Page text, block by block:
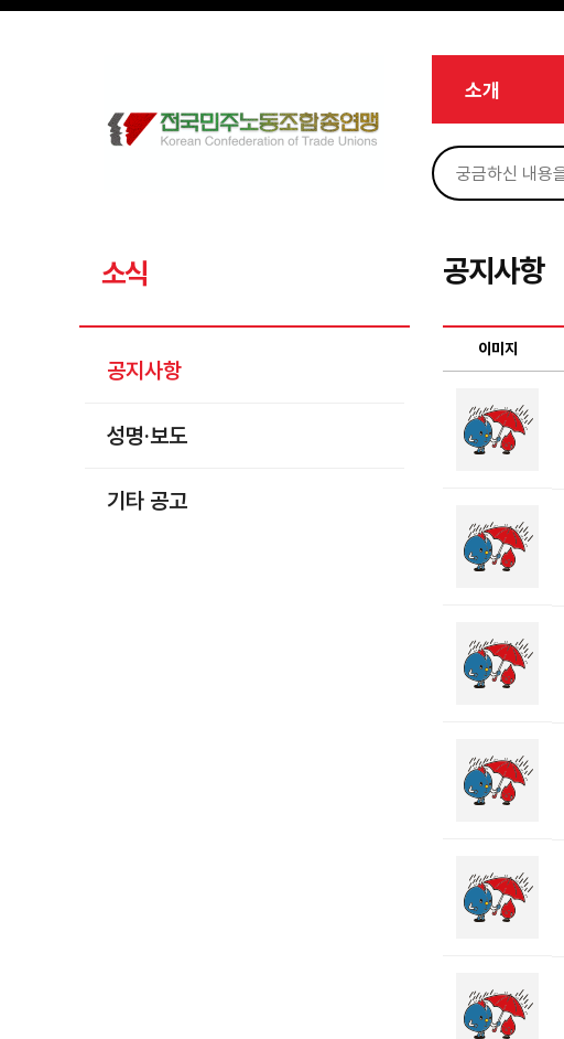
메뉴 건너뛰기
소개
소식
공지사항
성명·보도
기타 공고
공지사항
이미지
Sketchbook5, 스케치북5